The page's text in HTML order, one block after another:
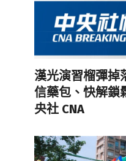
漢光演習榴彈
信藥包、快解鎖
央社 CNA